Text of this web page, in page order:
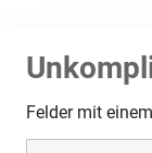
Felder mit einem